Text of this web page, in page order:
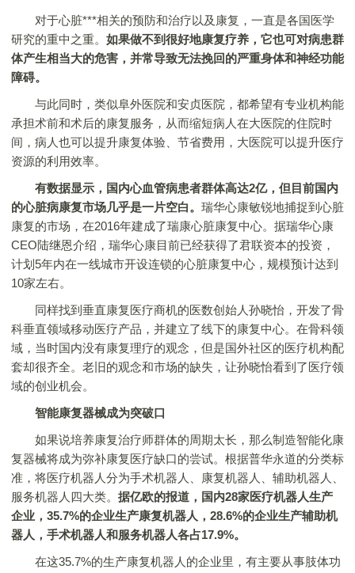
对于心脏***相关的预防和治疗以及康复，一直是各国医学
研究的重中之重。 如果做不到很好地康复疗养，它也可对病患群
体产生相当大的危害，并常导致无法挽回的严重身体和神经功能
障碍。
与此同时，类似阜外医院和安贞医院，都希望有专业机构能
承担术前和术后的康复服务，从而缩短病人在大医院的住院时
间，病人也可以提升康复体验、节省费用，大医院可以提升医疗
资源的利用效率。
有数据显示，国内心血管病患者群体高达2亿，但目前国内
的心脏病康复市场几乎是一片空白。 瑞华心康敏锐地捕捉到心脏
康复的市场，在2016年建成了瑞康心脏康复中心。据瑞华心康
CEO陆继恩介绍，瑞华心康目前已经获得了君联资本的投资，
计划5年内在一线城市开设连锁的心脏康复中心，规模预计达到
10家左右。
同样找到垂直康复医疗商机的医数创始人孙晓怡，开发了骨
科垂直领域移动医疗产品，并建立了线下的康复中心。在骨科领
域，当时国内没有康复理疗的观念，但是国外社区的医疗机构配
套却很齐全。老旧的观念和市场的缺失，让孙晓怡看到了医疗领
域的创业机会。
智能康复器械成为突破口
如果说培养康复治疗师群体的周期太长，那么制造智能化康
复器械将成为弥补康复医疗缺口的尝试。根据普华永道的分类标
准，将医疗机器人分为手术机器人、康复机器人、辅助机器人、
服务机器人四大类。 据亿欧的报道，国内28家医疗机器人生产
企业，35.7%的企业生产康复机器人，28.6%的企业生产辅助机
器人，手术机器人和服务机器人各占17.9%。
在这35.7%的生产康复机器人的企业里，有主要从事肢体功